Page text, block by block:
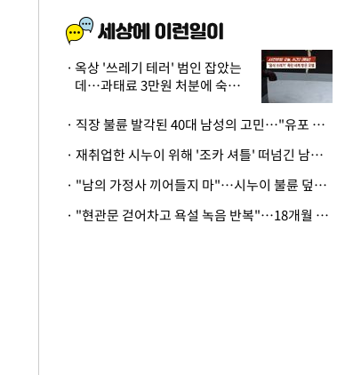
옥상 '쓰레기 테러' 범인 잡았는
데…과태료 3만원 처분에 숙박업
· 직장 불륜 발각된 40대 남성의 고민…"유포 동료 명예훼손·협박죄 고소 가능할까"
· 재취업한 시누이 위해 '조카 셔틀' 떠넘긴 남편…아내 "난 못한다"
· "남의 가정사 끼어들지 마"…시누이 불륜 덮으려는 남편에 억울한 아내
· "현관문 걷어차고 욕설 녹음 반복"…18개월 아기 키우는 집 뒤흔든 '앞집의 비극'